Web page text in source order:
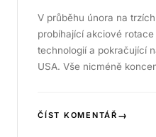
V průběhu února na
probíhající akciové
technologií a pokračující
USA. Vše nicméně
ČÍST KOMENTÁŘ →